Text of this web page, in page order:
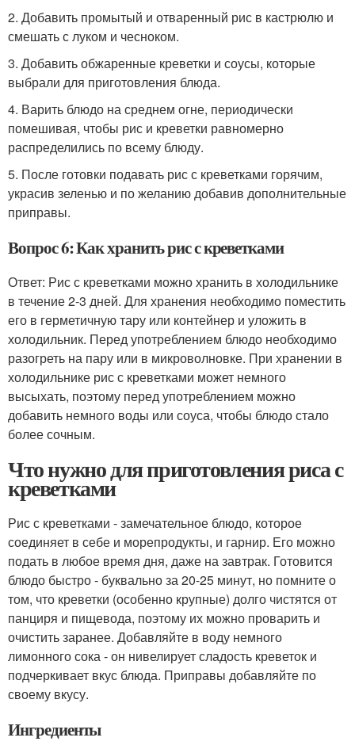
2. Добавить промытый и отваренный рис в кастрюлю и
смешать с луком и чесноком.
3. Добавить обжаренные креветки и соусы, которые
выбрали для приготовления блюда.
4. Варить блюдо на среднем огне, периодически
помешивая, чтобы рис и креветки равномерно
распределились по всему блюду.
5. После готовки подавать рис с креветками горячим,
украсив зеленью и по желанию добавив дополнительные
приправы.
Вопрос 6: Как хранить рис с креветками
Ответ: Рис с креветками можно хранить в холодильнике
в течение 2-3 дней. Для хранения необходимо поместить
его в герметичную тару или контейнер и уложить в
холодильник. Перед употреблением блюдо необходимо
разогреть на пару или в микроволновке. При хранении в
холодильнике рис с креветками может немного
высыхать, поэтому перед употреблением можно
добавить немного воды или соуса, чтобы блюдо стало
более сочным.
Что нужно для приготовления риса с
креветками
Рис с креветками - замечательное блюдо, которое
соединяет в себе и морепродукты, и гарнир. Его можно
подать в любое время дня, даже на завтрак. Готовится
блюдо быстро - буквально за 20-25 минут, но помните о
том, что креветки (особенно крупные) долго чистятся от
панциря и пищевода, поэтому их можно проварить и
очистить заранее. Добавляйте в воду немного
лимонного сока - он нивелирует сладость креветок и
подчеркивает вкус блюда. Приправы добавляйте по
своему вкусу.
Ингредиенты